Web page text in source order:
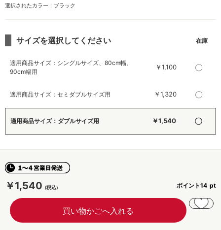
￥1,540 ポイント14
選択されたカラー：ブラック
サイズを選択してください
適用商品サイズ：シングルサイズ、80cm幅、
90cm幅用
￥1,100 〇
適用商品サイズ：セミダブルサイズ用 ￥1,320 〇
適用商品サイズ：ダブルサイズ用 ￥1,540 〇